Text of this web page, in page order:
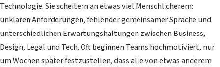
Technologie. Sie scheitern an etwas viel Menschlicherem:
unklaren Anforderungen, fehlender gemeinsamer Sprache und
unterschiedlichen Erwartungshaltungen zwischen Business,
Design, Legal und Tech. Oft beginnen Teams hochmotiviert, nur
um Wochen später festzustellen, dass alle von etwas anderem